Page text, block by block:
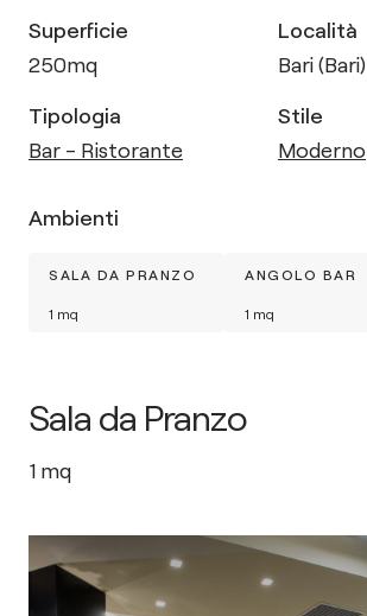
Superficie
250mq
Località
Bari (Bari)
Tipologia
Bar - Ristorante
Stile
Moderno
Ambienti
SALA DA PRANZO
1 mq
ANGOLO BAR
1 mq
Sala da Pranzo
1 mq